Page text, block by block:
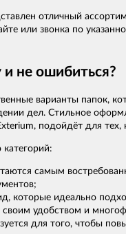
отличный
или звонка по
и не ошибиться?
варианты папок,
дел. Стильное
подойдёт для
категорий:
самым
которые идеально
своим удобством и
для того, чтобы